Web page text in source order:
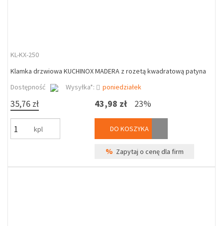
KL-KX-250
Klamka drzwiowa KUCHINOX MADERA z rozetą kwadratową patyna
Dostępność
Wysyłka*: poniedziałek
35,76 zł
kpl
43,98 zł 23%
DO KOSZYKA
% Zapytaj o cenę dla firm